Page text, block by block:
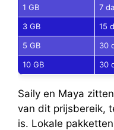
1 GB 7
3 GB
15
5 GB
30
10 GB
30
Saily en Maya
van dit prijsbereik,
is. Lokale